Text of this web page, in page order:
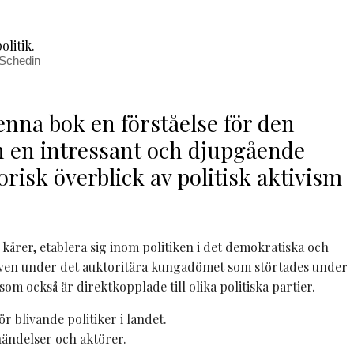
bok en förståelse för den
intressant och djupgående
överblick av politisk aktivism
etablera sig inom politiken i det demokratiska och
under det auktoritära kungadömet som störtades under
också är direktkopplade till olika politiska partier.
blivande politiker i landet.
och aktörer.